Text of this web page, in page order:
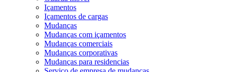
Içamentos
Içamentos de cargas
Mudanças
Mudanças com içamentos
Mudanças comerciais
Mudanças corporativas
Mudanças para residencias